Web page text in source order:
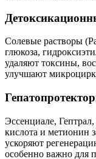
Солевые растворы
глюкоза,
удаляют токсины,
улучшают
Эссенциале, Гептрал,
кислота и метионин
ускоряют
особенно важно для